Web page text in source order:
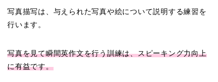
写真描写は、与えられた写真や絵について説明する練習を
行います。
写真を見て瞬間英作文を行う訓練は、スピーキング力向上
に有益です。